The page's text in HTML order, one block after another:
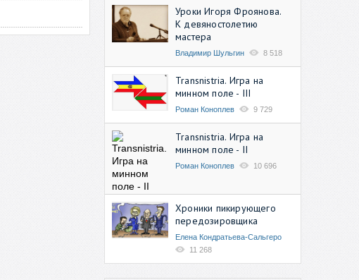
Уроки Игоря Фроянова.
К девяностолетию
мастера
Владимир Шульгин 8 518
Transnistria. Игра на
минном поле - III
Роман Коноплев 9 729
Transnistria. Игра на
минном поле - II
Роман Коноплев 10 696
Хроники пикирующего
передозировщика
Елена Кондратьева-Сальгеро
11 268